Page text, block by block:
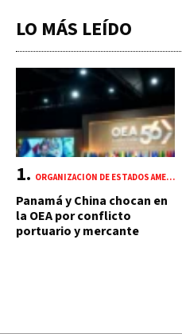
LO MÁS LEÍDO
ORGANIZACIÓN DE ESTADOS AMERICANOS (OEA)
Panamá y China chocan en
la OEA por conflicto
portuario y mercante